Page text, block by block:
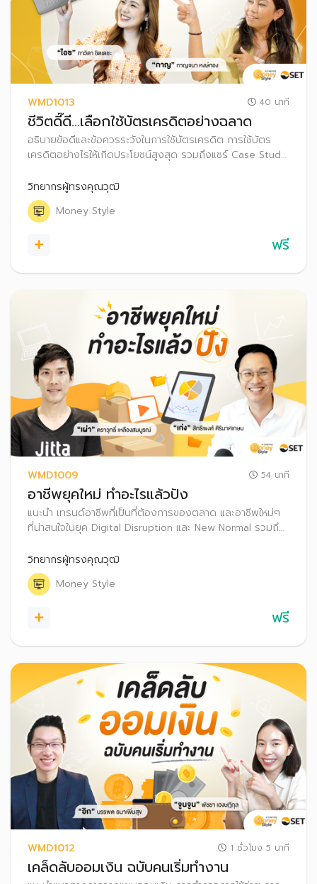
WMD1013 40 นาที
ชีวิตดี๊ดี…เลือกใช้บัตรเครดิตอย่างฉลาด
อธิบายข้อดีและข้อควรระวังในการใช้บัตรเครดิต การใช้บัตร
เครดิตอย่างไรให้เกิดประโยชน์สูงสุด รวมถึงแชร์ Case Study
เพื่อต่อยอดเงินออม
วิทยากรผู้ทรงคุณวุฒิ
Money Style
ฟรี
WMD1009 54 นาที
อาชีพยุคใหม่ ทำอะไรแล้วปัง
แนะนำ เทรนด์อาชีพที่เป็นที่ต้องการของตลาด และอาชีพใหม่ๆ
ที่น่าสนใจในยุค Digital Disruption และ New Normal รวมถึง
การใช้จ่ายและออมเงิน
วิทยากรผู้ทรงคุณวุฒิ
Money Style
ฟรี
WMD1012 1 ชั่วโมง 5 นาที
เคล็ดลับออมเงิน ฉบับคนเริ่มทำงาน